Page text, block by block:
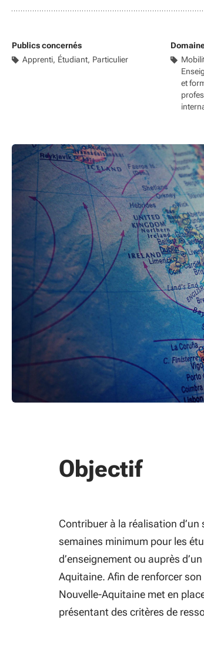
Publics concernés
Apprenti Étudiant Particulier
et
Objectif
Contribuer à la réalisation d’un
semaines minimum pour les
d’enseignement ou auprès
Aquitaine. Afin de renforcer
Nouvelle-Aquitaine met en
présentant des critères de